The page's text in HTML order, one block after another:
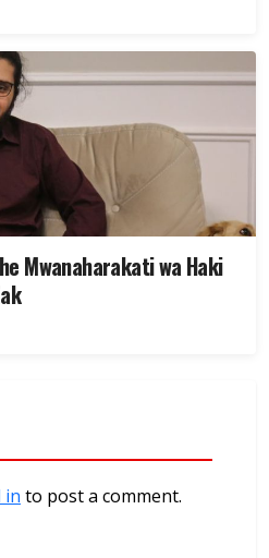
Mwanaharakati wa Haki
in to post a comment.